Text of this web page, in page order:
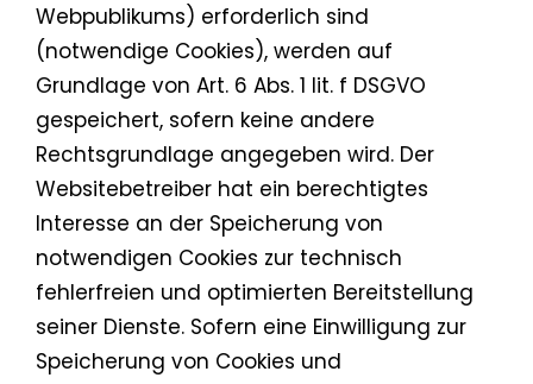
Webpublikums) erforderlich sind
(notwendige Cookies), werden auf
Grundlage von Art. 6 Abs. 1 lit. f DSGVO
gespeichert, sofern keine andere
Rechtsgrundlage angegeben wird. Der
Websitebetreiber hat ein berechtigtes
Interesse an der Speicherung von
notwendigen Cookies zur technisch
fehlerfreien und optimierten Bereitstellung
seiner Dienste. Sofern eine Einwilligung zur
Speicherung von Cookies und